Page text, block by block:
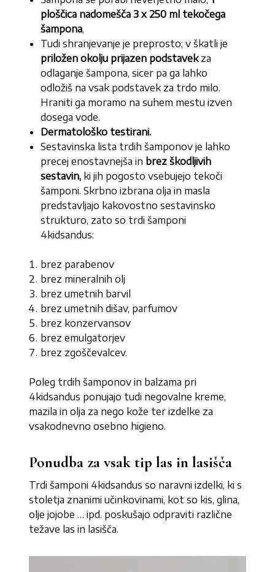
ploščica nadomešča 3 x 250 ml tekočega
šampona,
Tudi shranjevanje je preprosto; v škatli je
priložen okolju prijazen podstavekza
odlaganje šampona, sicer pa ga lahko
odložiš na vsak podstavek za trdo milo.
Hraniti ga moramo na suhem mestu izven
dosega vode.
Dermatološko testirani.
Sestavinska lista trdih šamponov je lahko
precej enostavnejša in brez škodljivih
sestavin, ki jih pogosto vsebujejo tekoči
šamponi. Skrbno izbrana olja in masla
predstavljajo kakovostno sestavinsko
strukturo, zato so trdi šamponi
4kidsandus:
brez parabenov
brez mineralnih olj
brez umetnih barvil
brez umetnih dišav, parfumov
brez konzervansov
brez emulgatorjev
brez zgoščevalcev.
Poleg trdih šamponov in balzama pri
4kidsandus ponujajo tudi negovalne kreme,
mazila in olja za nego kože ter izdelke za
vsakodnevno osebno higieno.
Ponudba za vsak tip las in lasišča
Trdi šamponi 4kidsandus so naravni izdelki, ki s
stoletja znanimi učinkovinami, kot so kis, glina,
olje jojobe … ipd. poskušajo odpraviti različne
težave las in lasišča.